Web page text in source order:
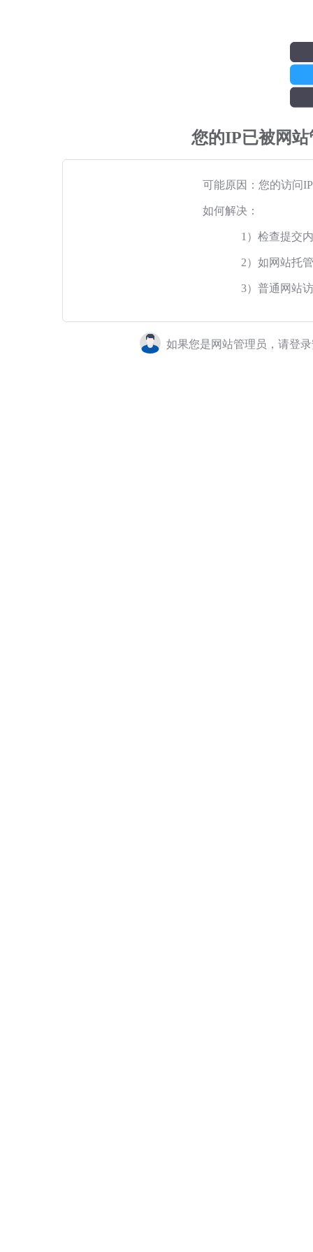
您的IP已被网
可能原因：您的访问
如何解决：
1）检查提交
2）如网站托
3）普通网站
如果您是网站管理员，请登